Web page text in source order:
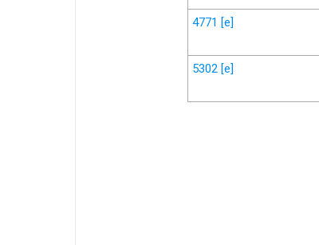
4771 [e]
5302 [e]